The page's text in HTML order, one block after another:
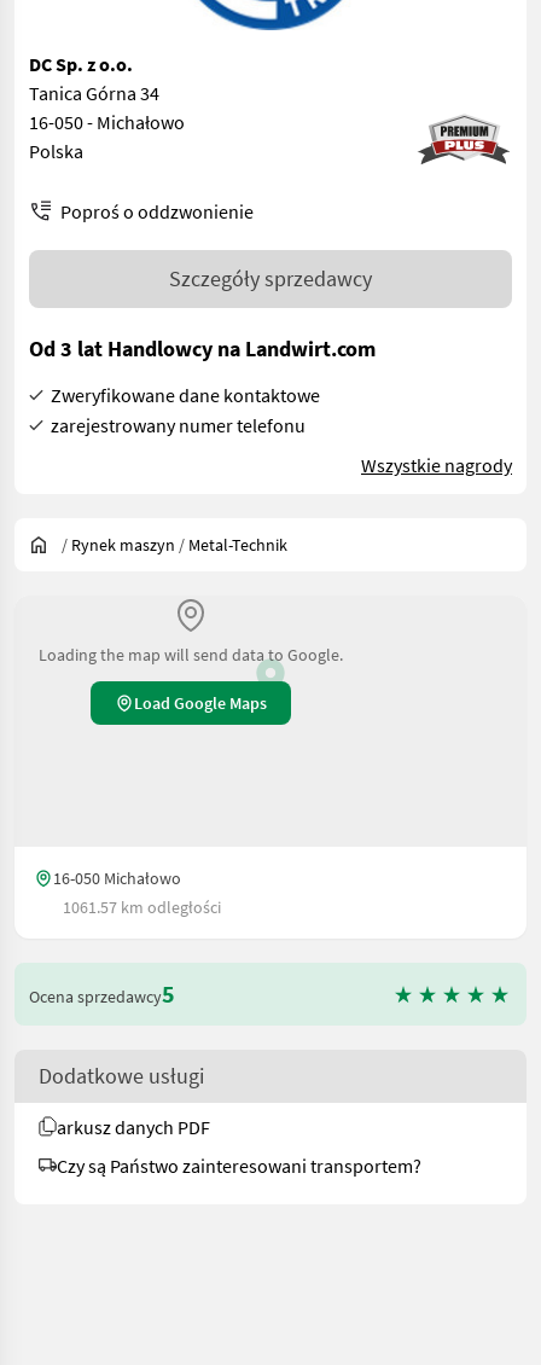
DC Sp. z o.o.
Tanica Górna 34
16-050 - Michałowo
Polska
Poproś o oddzwonienie
Szczegóły sprzedawcy
Od 3 lat Handlowcy na Landwirt.com
Zweryfikowane dane kontaktowe
zarejestrowany numer telefonu
Wszystkie nagrody
/ Rynek maszyn / Metal-Technik
Loading the map will send data to Google.
Load Google Maps
16-050 Michałowo
1061.57 km odległości
Ocena sprzedawcy5
Dodatkowe usługi
arkusz danych PDF
Czy są Państwo zainteresowani transportem?